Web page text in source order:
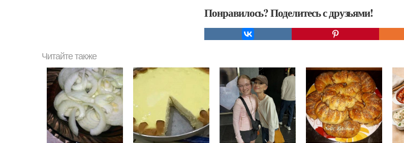
Понравилось? Поделитесь с друзьями!
Читайте также